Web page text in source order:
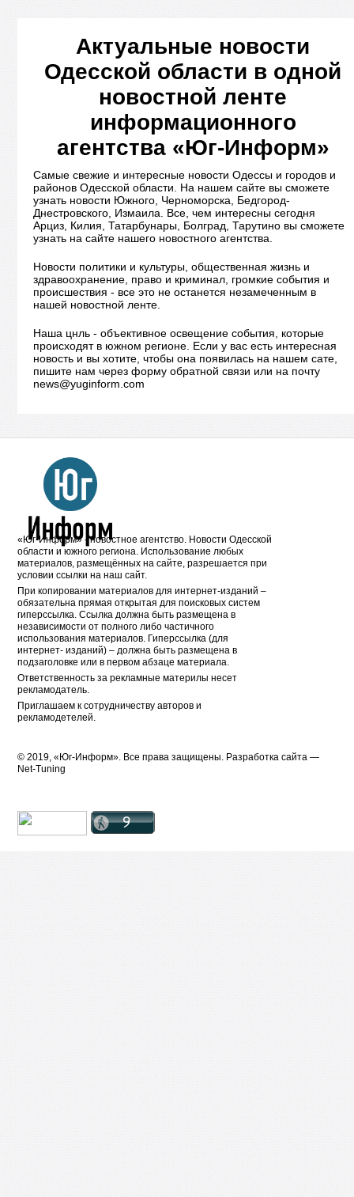
Актуальные новости
Одесской области в одной
новостной ленте
информационного
агентства «Юг-Информ»
Самые свежие и интересные новости Одессы и городов и
районов Одесской области. На нашем сайте вы сможете
узнать новости Южного, Черноморска, Бедгород-
Днестровского, Измаила. Все, чем интересны сегодня
Арциз, Килия, Татарбунары, Болград, Тарутино вы сможете
узнать на сайте нашего новостного агентства.
Новости политики и культуры, общественная жизнь и
здравоохранение, право и криминал, громкие события и
происшествия - все это не останется незамеченным в
нашей новостной ленте.
Наша цнль - объективное освещение события, которые
происходят в южном регионе. Если у вас есть интересная
новость и вы хотите, чтобы она появилась на нашем сате,
пишите нам через форму обратной связи или на почту
news@yuginform.com
«Юг-Информ» - новостное агентство. Новости Одесской
области и южного региона. Использование любых
материалов, размещённых на сайте, разрешается при
условии ссылки на наш сайт.
При копировании материалов для интернет-изданий –
обязательна прямая открытая для поисковых систем
гиперссылка. Ссылка должна быть размещена в
независимости от полного либо частичного
использования материалов. Гиперссылка (для
интернет- изданий) – должна быть размещена в
подзаголовке или в первом абзаце материала.
Ответственность за рекламные материлы несет
рекламодатель.
Приглашаем к сотрудничеству авторов и
рекламодетелей.
© 2019, «Юг-Информ». Все права защищены. Разработка cайта —
Net-Tuning